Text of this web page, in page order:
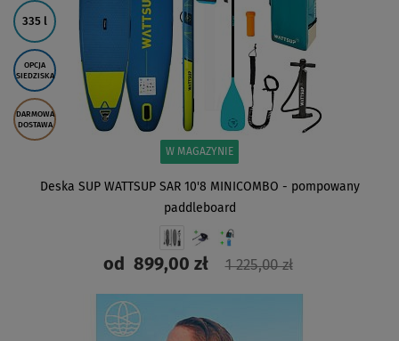
335 l
OPCJA
SIEDZISKA
DARMOWA
DOSTAWA
W MAGAZYNIE
Deska SUP WATTSUP SAR 10'8 MINICOMBO - pompowany
paddleboard
od899,00 zł 1 225,00 zł